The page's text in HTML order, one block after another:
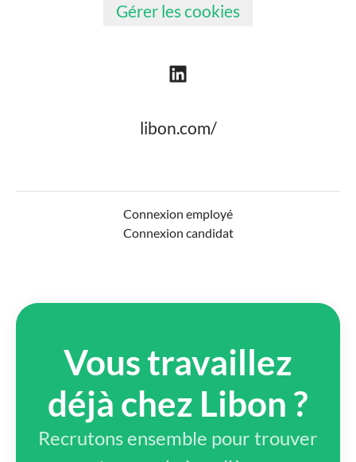
Gérer les cookies
libon.com/
Connexion employé
Connexion candidat
Vous travaillez
déjà chez Libon ?
Recrutons ensemble pour trouver